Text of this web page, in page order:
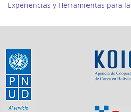
Experiencias y Herramientas para